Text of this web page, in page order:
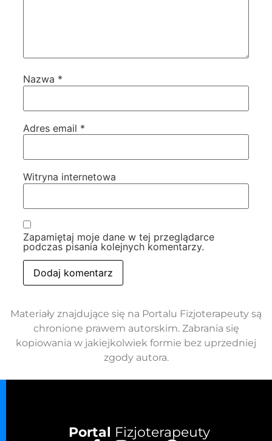
Nazwa *
Adres email *
Witryna internetowa
Zapamiętaj moje dane w tej przeglądarce
podczas pisania kolejnych komentarzy.
Materiały znajdujące się na Portalu Fizjoterapeuty są
chronione prawem autorskim. Zabrania się
kopiowania w jakiejkolwiek formie bez uprzedniej
zgody autora.
Portal Fizjoterapeuty